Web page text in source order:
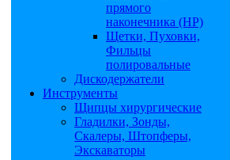
прямого
наконечника (НР)
Щетки, Пуховки,
Фильцы
полировальные
Дискодержатели
Инструменты
Щипцы хирургические
Гладилки, Зонды,
Скалеры, Штопферы,
Экскаваторы